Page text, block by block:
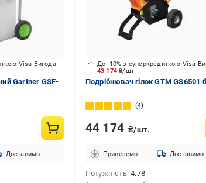
Visa Вигода
Gartner GSF-
Доставимо
43 174₴/шт.
До -10% з суперкредиткою Visa
Подрібнювач гілок GTM GS6501
4
44 174 ₴/шт.
Привеземо Доставимо
Потужність 4.78